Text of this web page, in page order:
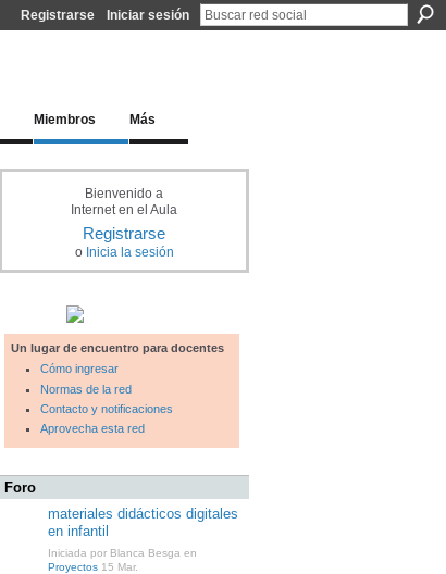
Registrarse Iniciar sesión
Miembros Más
Bienvenido a
Internet en el Aula
Registrarse
o Inicia la sesión
Un lugar de encuentro para docentes
Cómo ingresar
Normas de la red
Contacto y notificaciones
Aprovecha esta red
Foro
materiales didácticos digitales
en infantil
Iniciada por Blanca Besga en
Proyectos 15 Mar.